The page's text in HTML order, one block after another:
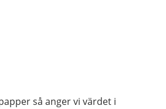
så anger vi värdet i